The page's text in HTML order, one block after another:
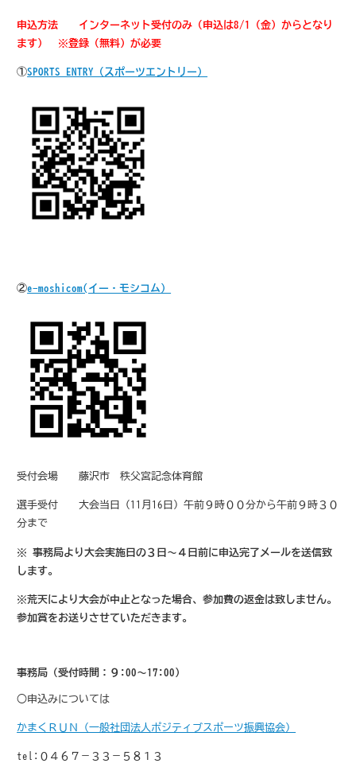
申込方法 インターネット受付のみ（申込は8/1（金）からとなり
ます） ※登録（無料）が必要
①SPORTS ENTRY（スポーツエントリー）
②e-moshicom(イー・モシコム）
受付会場 藤沢市 秩父宮記念体育館
選手受付 大会当日（11月16日）午前９時００分から午前９時３０
分まで
※ 事務局より大会実施日の３日～４日前に申込完了メールを送信致
します。
※荒天により大会が中止となった場合、参加費の返金は致しません。
参加賞をお送りさせていただきます。
事務局（受付時間：９:00～17:00）
○申込みについては
かまくＲＵＮ（一般社団法人ポジティブスポーツ振興協会）
tel:０４６７－３３－５８１３